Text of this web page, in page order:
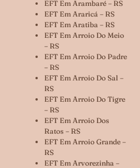
EFT Em Arambaré – RS
EFT Em Araricá – RS
EFT Em Aratiba – RS
EFT Em Arroio Do Meio
– RS
EFT Em Arroio Do Padre
– RS
EFT Em Arroio Do Sal –
RS
EFT Em Arroio Do Tigre
– RS
EFT Em Arroio Dos
Ratos – RS
EFT Em Arroio Grande –
RS
EFT Em Arvorezinha –